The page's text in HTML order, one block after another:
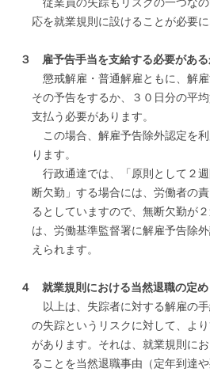
応を就業規則に設けることが必要に
３ 雇予告手当を支給する必要がある
懲戒解雇・普通解雇ともに、解
その予告をするか、３０日分の平
支払う必要があります。
この場合、解雇予告除外認定を
ります。
行政通達では、「原則として２
断欠勤」する場合には、労働者の
るとしていますので、無断欠勤が
は、労働基準監督署に解雇予告除
えられます。
４ 就業規則における当然退職の定め
以上は、失踪者に対する解雇の
の失踪というリスクに対して、よ
があります。それは、就業規則に
ることを当然退職事由（定年到達